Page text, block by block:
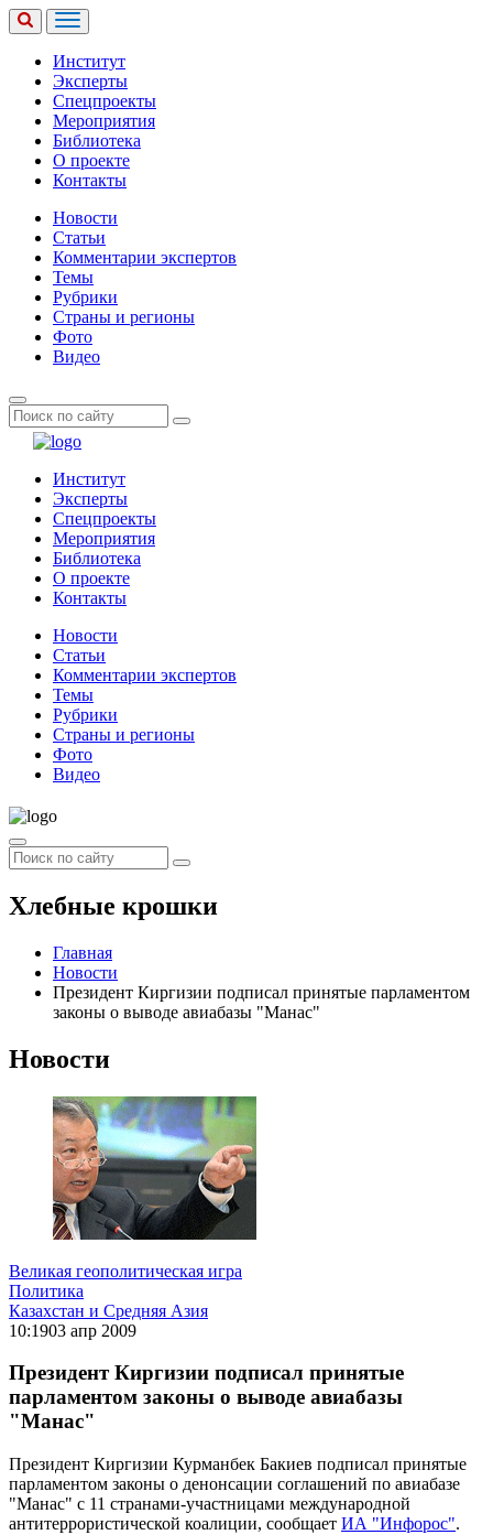
Институт
Эксперты
Спецпроекты
Мероприятия
Библиотека
О проекте
Контакты
Новости
Статьи
Комментарии экспертов
Темы
Рубрики
Страны и регионы
Фото
Видео
Институт
Эксперты
Спецпроекты
Мероприятия
Библиотека
О проекте
Контакты
Новости
Статьи
Комментарии экспертов
Темы
Рубрики
Страны и регионы
Фото
Видео
Хлебные крошки
Главная
Новости
Президент Киргизии подписал принятые парламентом
законы о выводе авиабазы "Манас"
Новости
Великая геополитическая игра
Политика
Казахстан и Средняя Азия
10:1903 апр 2009
Президент Киргизии подписал принятые
парламентом законы о выводе авиабазы
"Манас"
Президент Киргизии Курманбек Бакиев подписал принятые
парламентом законы о денонсации соглашений по авиабазе
"Манас" с 11 странами-участницами международной
антитеррористической коалиции, сообщает ИА "Инфорос".